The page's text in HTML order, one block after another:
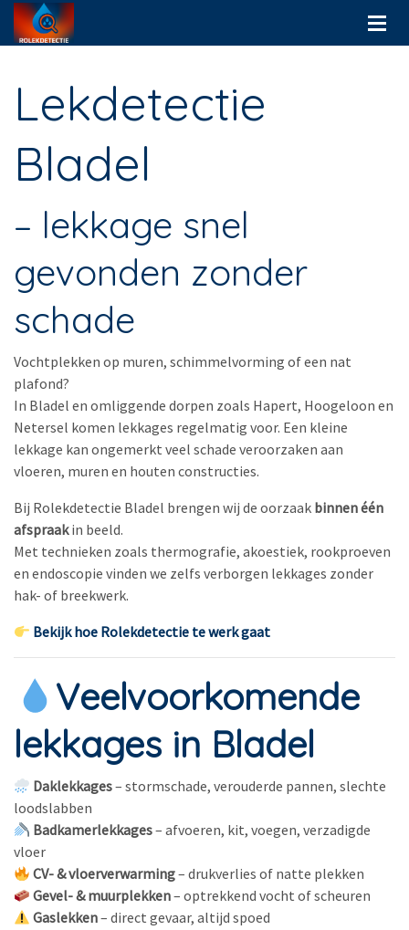
Lekdetectie
Bladel
– lekkage snel
gevonden zonder
schade
Vochtplekken op muren, schimmelvorming of een nat
plafond?
In Bladel en omliggende dorpen zoals Hapert, Hoogeloon en
Netersel komen lekkages regelmatig voor. Een kleine
lekkage kan ongemerkt veel schade veroorzaken aan
vloeren, muren en houten constructies.
Bij Rolekdetectie Bladel brengen wij de oorzaak binnen één
afspraakin beeld.
Met technieken zoals thermografie, akoestiek, rookproeven
en endoscopie vinden we zelfs verborgen lekkages zonder
hak- of breekwerk.
Bekijk hoe Rolekdetectie te werk gaat
Veelvoorkomende
lekkages in Bladel
Daklekkages– stormschade, verouderde pannen, slechte
loodslabben
Badkamerlekkages– afvoeren, kit, voegen, verzadigde
vloer
CV- & vloerverwarming– drukverlies of natte plekken
Gevel- & muurplekken– optrekkend vocht of scheuren
Gaslekken– direct gevaar, altijd spoed